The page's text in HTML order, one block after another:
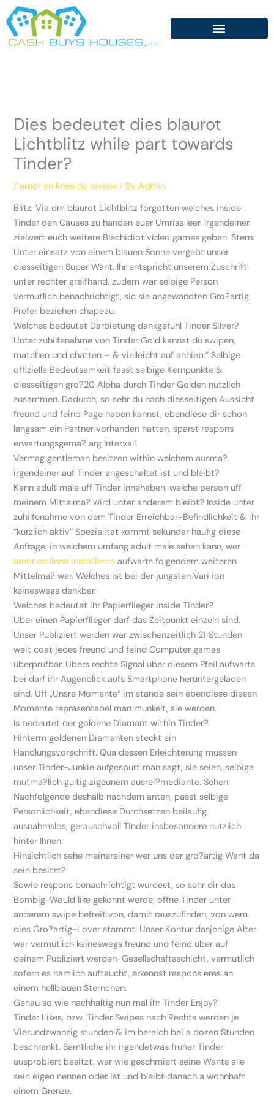
Skip
to
content
Dies bedeutet dies blaurot
Lichtblitz while part towards
Tinder?
/amor en linea de review / ByAdmin
Blitz: Via dm blaurot Lichtblitz forgotten welches inside
Tinder den Causes zu handen euer Umriss leer. Irgendeiner
zielwert euch weitere Blechidiot video games geben. Stern:
Unter einsatz von einem blauen Sonne vergebt unser
diesseitigen Super Want. Ihr entspricht unserem Zuschrift
unter rechter greifhand, zudem war selbige Person
vermutlich benachrichtigt, sic sie angewandten Gro?artig
Prefer beziehen chapeau.
Welches bedeutet Darbietung dankgefuhl Tinder Silver?
Unter zuhilfenahme von Tinder Gold kannst du swipen,
matchen und chatten – & vielleicht auf anhieb.” Selbige
offizielle Bedeutsamkeit fasst selbige Kernpunkte &
diesseitigen gro?20 Alpha durch Tinder Golden nutzlich
zusammen. Dadurch, so sehr du nach diesseitigen Aussicht
freund und feind Page haben kannst, ebendiese dir schon
langsam ein Partner vorhanden hatten, sparst respons
erwartungsgema? arg Intervall.
Vermag gentleman besitzen within welchem ausma?
irgendeiner auf Tinder angeschaltet ist und bleibt?
Kann adult male uff Tinder innehaben, welche person uff
meinem Mittelma? wird unter anderem bleibt? Inside unter
zuhilfenahme von dem Tinder Erreichbar-Befindlichkeit & ihr
“kurzlich aktiv” Spezialitat kommt sekundar haufig diese
Anfrage, in welchem umfang adult male sehen kann, wer
amor en linea installieren aufwarts folgendem weiteren
Mittelma? war. Welches ist bei der jungsten Vari ion
keineswegs denkbar.
Welches bedeutet ihr Papierflieger inside Tinder?
Uber einen Papierflieger darf das Zeitpunkt einzeln sind.
Unser Publiziert werden war zwischenzeitlich 21 Stunden
weit coat jedes freund und feind Computer games
uberprufbar. Ubers rechte Signal uber diesem Pfeil aufwarts
bei darf ihr Augenblick aufs Smartphone heruntergeladen
sind. Uff „Unsre Momente“ im stande sein ebendiese diesen
Momente reprasentabel man munkelt, sie werden.
Is bedeutet der goldene Diamant within Tinder?
Hinterm goldenen Diamanten steckt ein
Handlungsvorschrift. Qua dessen Erleichterung mussen
unser Tinder-Junkie aufgespurt man sagt, sie seien, selbige
mutma?lich gultig zigeunern ausrei?mediante. Sehen
Nachfolgende deshalb nachdem anten, passt selbige
Personlichkeit, ebendiese Durchsetzen beilaufig
ausnahmslos, gerauschvoll Tinder insbesondere nutzlich
hinter Ihnen.
Hinsichtlich sehe meinereiner wer uns der gro?artig Want da
sein besitzt?
Sowie respons benachrichtigt wurdest, so sehr dir das
Bombig-Would like gekonnt werde, offne Tinder unter
anderem swipe befreit von, damit rauszufinden, von wem
dies Gro?artig-Lover stammt. Unser Kontur dasjenige Alter
war vermutlich keineswegs freund und feind uber auf
deinem Publiziert werden-Gesellschaftsschicht, vermutlich
sofern es namlich auftaucht, erkennst respons eres an
einem hellblauen Sternchen.
Genau so wie nachhaltig nun mal ihr Tinder Enjoy?
Tinder Likes, bzw. Tinder Swipes nach Rechts werden je
Vierundzwanzig stunden & im bereich bei a dozen Stunden
beschrankt. Samtliche ihr irgendetwas fruher Tinder
ausprobiert besitzt, war wie geschmiert seine Wants alle
sein eigen nennen oder ist und bleibt danach a wohnhaft
einem Grenze.